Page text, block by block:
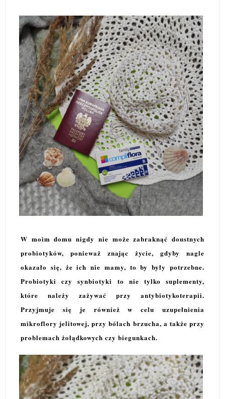
W moim domu nigdy nie może zabraknąć doustnych
probiotyków, ponieważ znając życie, gdyby nagle
okazało się, że ich nie mamy, to by były potrzebne.
Probiotyki czy synbiotyki to nie tylko suplementy,
które należy zażywać przy antybiotykoterapii.
Przyjmuje się je również w celu uzupełnienia
mikroflory jelitowej, przy bólach brzucha, a także przy
problemach żołądkowych czy biegunkach.